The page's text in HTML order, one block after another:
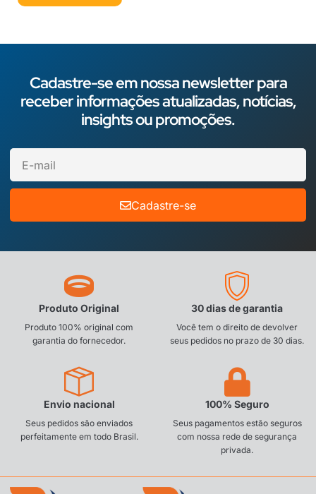
Cadastre-se em nossa newsletter para
receber informações atualizadas, notícias,
insights ou promoções.
Cadastre-se
Produto Original
Produto 100% original com
garantia do fornecedor.
30 dias de garantia
Você tem o direito de devolver
seus pedidos no prazo de 30 dias.
Envio nacional
Seus pedidos são enviados
perfeitamente em todo Brasil.
100% Seguro
Seus pagamentos estão seguros
com nossa rede de segurança
privada.